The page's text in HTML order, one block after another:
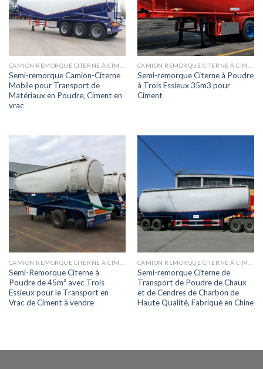
Semi-remorque Camion-Citerne
Mobile pour Transport de
Matériaux en Poudre, Ciment en
vrac
Semi-remorque Citerne à Poudre
à Trois Essieux 35m3 pour
Ciment
Semi-Remorque Citerne à
Poudre de 45m³ avec Trois
Essieux pour le Transport en
Vrac de Ciment à vendre
Semi-remorque Citerne de
Transport de Poudre de Chaux
et de Cendres de Charbon de
Haute Qualité, Fabriqué en Chine